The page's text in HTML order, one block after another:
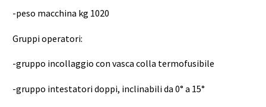
-peso macchina kg 1020
Gruppi operatori:
-gruppo incollaggio con vasca colla termofusibile
-gruppo intestatori doppi, inclinabili da 0° a 15°